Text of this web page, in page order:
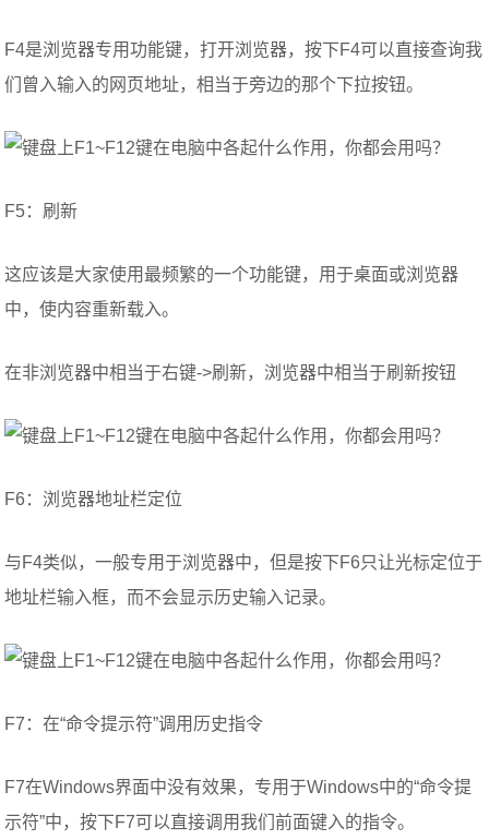
F4是浏览器专用功能键，打开浏览器，按下F4可以直接查询我
们曾入输入的网页地址，相当于旁边的那个下拉按钮。
F5：刷新
这应该是大家使用最频繁的一个功能键，用于桌面或浏览器
中，使内容重新载入。
在非浏览器中相当于右键->刷新，浏览器中相当于刷新按钮
F6：浏览器地址栏定位
与F4类似，一般专用于浏览器中，但是按下F6只让光标定位于
地址栏输入框，而不会显示历史输入记录。
F7：在“命令提示符”调用历史指令
F7在Windows界面中没有效果，专用于Windows中的“命令提
示符”中，按下F7可以直接调用我们前面键入的指令。